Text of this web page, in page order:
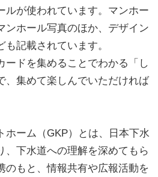
ルが使われています。マンホー
ンホール写真のほか、デザイン
記載されています。
ドを集めることでわかる「し
、集めて楽しんでいただければ
ーム（GKP）とは、日本下水
、下水道への理解を深めてもら
のもと、情報共有や広報活動を